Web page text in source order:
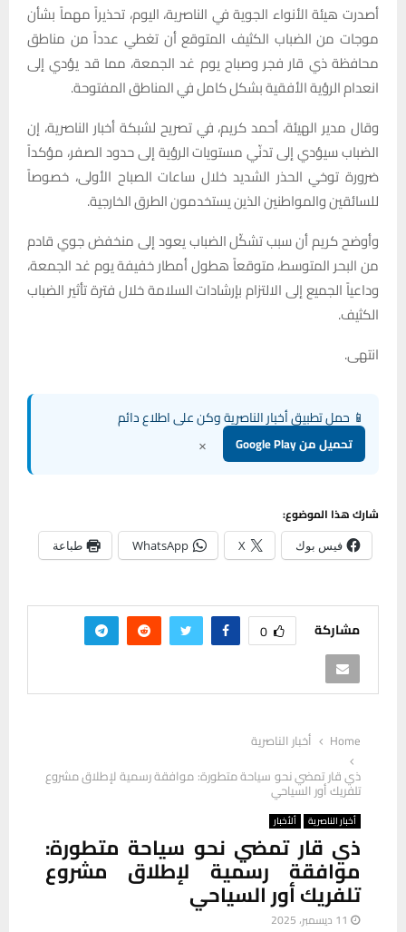
أصدرت هيئة الأنواء الجوية في الناصرية، اليوم، تحذيراً مهماً بشأن
موجات من الضباب الكثيف المتوقع أن تغطي عدداً من مناطق
محافظة ذي قار فجر وصباح يوم غد الجمعة، مما قد يؤدي إلى
انعدام الرؤية الأفقية بشكل كامل في المناطق المفتوحة.
وقال مدير الهيئة، أحمد كريم، في تصريح لشبكة أخبار الناصرية، إن
الضباب سيؤدي إلى تدنّي مستويات الرؤية إلى حدود الصفر، مؤكداً
ضرورة توخي الحذر الشديد خلال ساعات الصباح الأولى، خصوصاً
للسائقين والمواطنين الذين يستخدمون الطرق الخارجية.
وأوضح كريم أن سبب تشكّل الضباب يعود إلى منخفض جوي قادم
من البحر المتوسط، متوقعاً هطول أمطار خفيفة يوم غد الجمعة،
وداعياً الجميع إلى الالتزام بإرشادات السلامة خلال فترة تأثير الضباب
الكثيف.
انتهى.
📱 حمل تطبيق أخبار الناصرية وكن على اطلاع دائم
تحميل من Google Play ×
شارك هذا الموضوع:
فيس بوك X
WhatsApp طباعة
مشاركة 0
Home
أخبار الناصرية
ذي قار تمضي نحو سياحة متطورة: موافقة رسمية لإطلاق مشروع
تلفريك أور السياحي
أخبار الناصرية ألأخبار
ذي قار تمضي نحو سياحة متطورة:
موافقة رسمية لإطلاق مشروع
تلفريك أور السياحي
11 ديسمبر، 2025